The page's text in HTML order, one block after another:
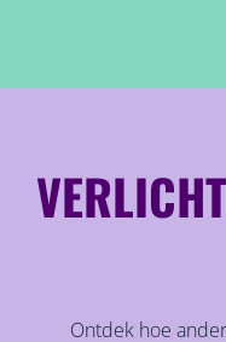
Ontdek hoe